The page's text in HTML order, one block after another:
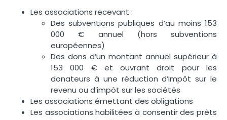
Les associations recevant :
Des subventions publiques d’au moins 153
000 € annuel (hors subventions
européennes)
Des dons d’un montant annuel supérieur à
153 000 € et ouvrant droit pour les
donateurs à une réduction d’impôt sur le
revenu ou d’impôt sur les sociétés
Les associations émettant des obligations
Les associations habilitées à consentir des prêts